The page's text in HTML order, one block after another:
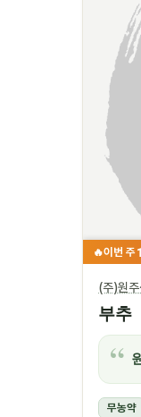
🔥이번 주
(주)원
부추
무농약